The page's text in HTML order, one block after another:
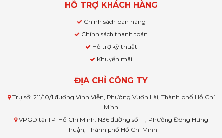
HỖ TRỢ KHÁCH HÀNG
Chính sách bán hàng
Chính sách thanh toán
Hỗ trợ kỹ thuật
Khuyến mãi
ĐỊA CHỈ CÔNG TY
Trụ sở: 211/10/1 đường Vĩnh Viễn, Phường Vườn Lài, Thành phố Hồ Chí
Minh
VPGD tại TP. Hồ Chí Minh: N36 đường số 11 , Phường Đông Hưng
Thuận, Thành phố Hồ Chí Minh